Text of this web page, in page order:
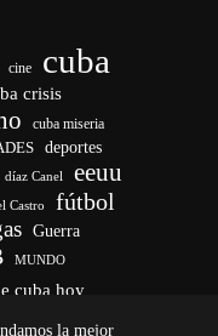
la mejor
cine cuba
crisis
cuba miseria
deportes
díaz Canel eeuu
Castro fútbol
Guerra
MUNDO
cuba hoy